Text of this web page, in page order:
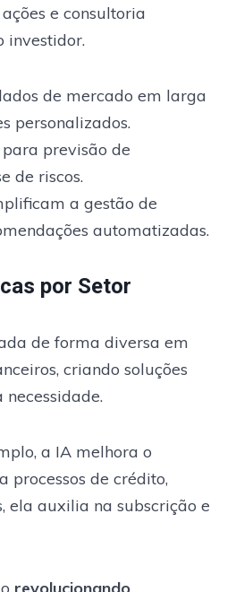
e consultoria
investidor.
de mercado em larga
personalizados.
previsão de
de riscos.
a gestão de
automatizadas.
por Setor
de forma diversa em
criando soluções
a IA melhora o
processos de crédito,
ela auxilia na subscrição e
revolucionando